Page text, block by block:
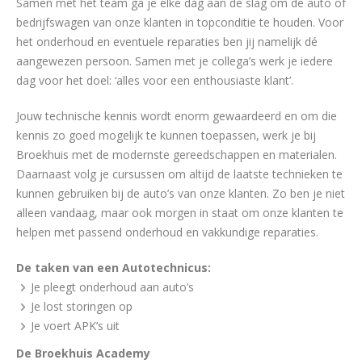
bedrijfswagen van onze klanten in topconditie te houden. Voor
het onderhoud en eventuele reparaties ben jij namelijk dé
aangewezen persoon. Samen met je collega’s werk je iedere
dag voor het doel: ‘alles voor een enthousiaste klant’.
Jouw technische kennis wordt enorm gewaardeerd en om die
kennis zo goed mogelijk te kunnen toepassen, werk je bij
Broekhuis met de modernste gereedschappen en materialen.
Daarnaast volg je cursussen om altijd de laatste technieken te
kunnen gebruiken bij de auto’s van onze klanten. Zo ben je niet
alleen vandaag, maar ook morgen in staat om onze klanten te
helpen met passend onderhoud en vakkundige reparaties.
De taken van een Autotechnicus:
Je pleegt onderhoud aan auto’s
Je lost storingen op
Je voert APK’s uit
De Broekhuis Academy